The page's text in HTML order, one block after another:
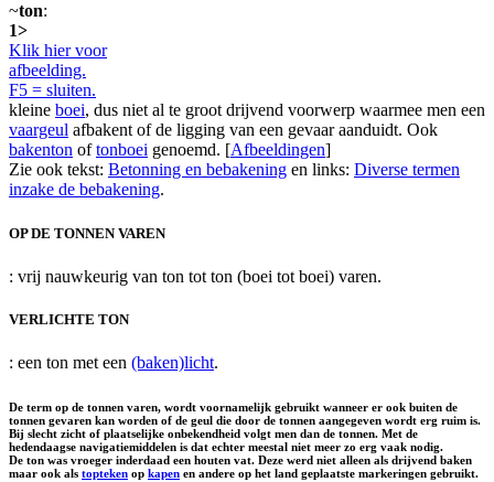
~ton:
1>
Klik hier voor
afbeelding.
F5 = sluiten.
kleine boei, dus niet al te groot drijvend voorwerp waarmee men een
vaargeul afbakent of de ligging van een gevaar aanduidt. Ook
bakenton oftonboei genoemd. [Afbeeldingen]
Zie ook tekst: Betonning en bebakening en links: Diverse termen
inzake de bebakening.
OP DE TONNEN VAREN
: vrij nauwkeurig van ton tot ton (boei tot boei) varen.
VERLICHTE TON
: een ton met een (baken)licht.
De term op de tonnen varen, wordt voornamelijk gebruikt wanneer er ook buiten de
tonnen gevaren kan worden of de geul die door de tonnen aangegeven wordt erg ruim is.
Bij slecht zicht of plaatselijke onbekendheid volgt men dan de tonnen. Met de
hedendaagse navigatiemiddelen is dat echter meestal niet meer zo erg vaak nodig.
De ton was vroeger inderdaad een houten vat. Deze werd niet alleen als drijvend baken
maar ook als topteken op kapen en andere op het land geplaatste markeringen gebruikt.